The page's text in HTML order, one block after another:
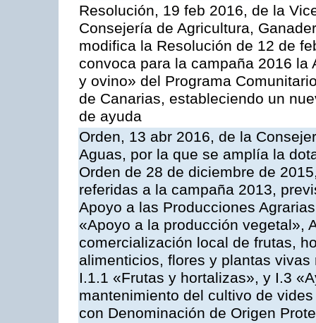
Resolución, 19 feb 2016, de la
Consejería de Agricultura,
modifica la Resolución de 12 de
convoca para la campaña 2016
y ovino» del Programa
de Canarias, estableciendo un
de ayuda
Orden, 13 abr 2016, de la
Aguas, por la que se amplía la
Orden de 28 de diciembre de
referidas a la campaña 2013,
Apoyo a las Producciones
«Apoyo a la producción vegetal»,
comercialización local de frutas,
alimenticios, flores y plantas
I.1.1 «Frutas y hortalizas», y I.3
mantenimiento del cultivo de
con Denominación de Origen